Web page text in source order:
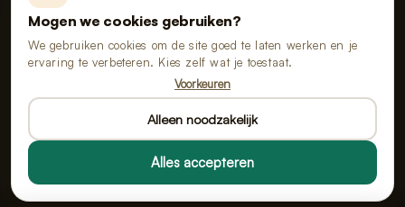
Vloeiveld 5, 5126 RE Gilze, Nederland
KvK 91114268 · BTW NL865555667B01
Alle prijzen zijn inclusief btw.
Mogen we cookies gebruiken?
We gebruiken cookies om de site goed te laten werken en je
ervaring te verbeteren. Kies zelf wat je toestaat.
Voorkeuren
Alleen noodzakelijk
Alles accepteren